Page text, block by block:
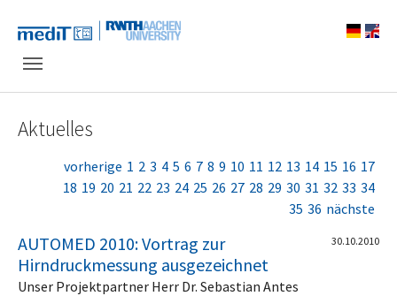
Aktuelles
vorherige 1 2 3 4 5 6 7 8 9 10 11 12 13 14 15 16 17
18 19 20 21 22 23 24 25 26 27 28 29 30 31 32 33 34
35 36 nächste
AUTOMED 2010: Vortrag zur
Hirndruckmessung ausgezeichnet
30.10.2010
Unser Projektpartner Herr Dr. Sebastian Antes